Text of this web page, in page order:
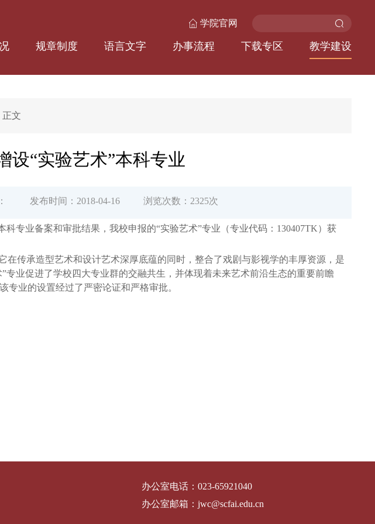
学院官网
规章制度 语言文字 办事流程 下载专区 教学建设
正文
设“实验艺术”本科专业
发布时间：2018-04-16 浏览次数： 2325次
专业备案和审批结果，我校申报的“实验艺术”专业（专业代码：130407TK）获
传承造型艺术和设计艺术深厚底蕴的同时，整合了戏剧与影视学的丰厚资源，是
专业促进了学校四大专业群的交融共生，并体现着未来艺术前沿生态的重要前瞻
专业的设置经过了严密论证和严格审批。
办公室电话： 023-65921040
办公室邮箱： jwc@scfai.edu.cn